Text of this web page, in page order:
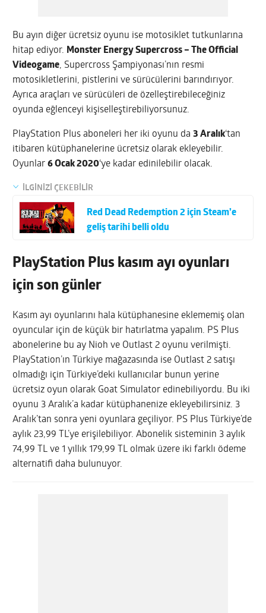
Bu ayın diğer ücretsiz oyunu ise motosiklet tutkunlarına
hitap ediyor. Monster Energy Supercross – The Official
Videogame, Supercross Şampiyonası’nın resmi
motosikletlerini, pistlerini ve sürücülerini barındırıyor.
Ayrıca araçları ve sürücüleri de özelleştirebileceğiniz
oyunda eğlenceyi kişiselleştirebiliyorsunuz.
PlayStation Plus aboneleri her iki oyunu da3 Aralık‘tan
itibaren kütüphanelerine ücretsiz olarak ekleyebilir.
Oyunlar6 Ocak 2020‘ye kadar edinilebilir olacak.
İLGİNİZİ ÇEKEBİLİR
Red Dead Redemption 2 için Steam’e
geliş tarihi belli oldu
PlayStation Plus kasım ayı oyunları
için son günler
Kasım ayı oyunlarını hala kütüphanesine eklememiş olan
oyuncular için de küçük bir hatırlatma yapalım. PS Plus
abonelerine bu ay Nioh ve Outlast 2 oyunu verilmişti.
PlayStation’ın Türkiye mağazasında ise Outlast 2 satışı
olmadığı için Türkiye’deki kullanıcılar bunun yerine
ücretsiz oyun olarak Goat Simulator edinebiliyordu. Bu iki
oyunu 3 Aralık’a kadar kütüphanenize ekleyebilirsiniz. 3
Aralık’tan sonra yeni oyunlara geçiliyor. PS Plus Türkiye’de
aylık 23,99 TL’ye erişilebiliyor. Abonelik sisteminin 3 aylık
74,99 TL ve 1 yıllık 179,99 TL olmak üzere iki farklı ödeme
alternatifi daha bulunuyor.